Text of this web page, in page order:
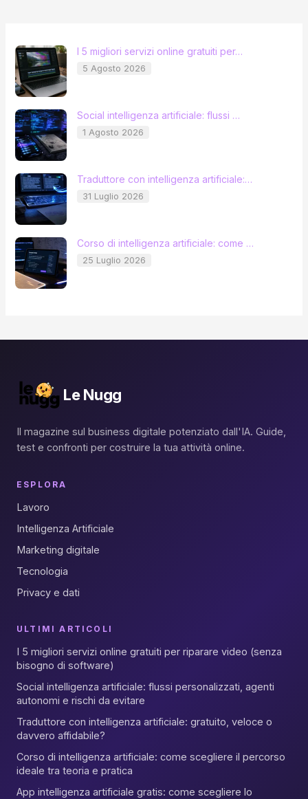
I 5 migliori servizi online gratuiti per…
5 Agosto 2026
Social intelligenza artificiale: flussi …
1 Agosto 2026
Traduttore con intelligenza artificiale:…
31 Luglio 2026
Corso di intelligenza artificiale: come …
25 Luglio 2026
Le Nugg
Il magazine sul business digitale potenziato dall'IA. Guide,
test e confronti per costruire la tua attività online.
ESPLORA
Lavoro
Intelligenza Artificiale
Marketing digitale
Tecnologia
Privacy e dati
ULTIMI ARTICOLI
I 5 migliori servizi online gratuiti per riparare video (senza
bisogno di software)
Social intelligenza artificiale: flussi personalizzati, agenti
autonomi e rischi da evitare
Traduttore con intelligenza artificiale: gratuito, veloce o
davvero affidabile?
Corso di intelligenza artificiale: come scegliere il percorso
ideale tra teoria e pratica
App intelligenza artificiale gratis: come scegliere lo